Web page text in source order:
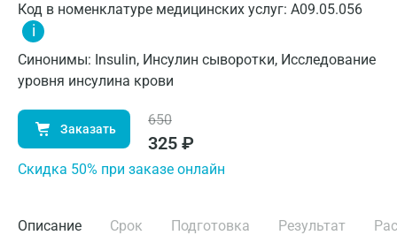
Код в номенклатуре медицинских услуг: A09.05.056
i
Синонимы: Insulin, Инсулин сыворотки, Исследование
уровня инсулина крови
Заказать
650
325 ₽
Cкидка 50% при заказе онлайн
Описание Срок Подготовка Результат